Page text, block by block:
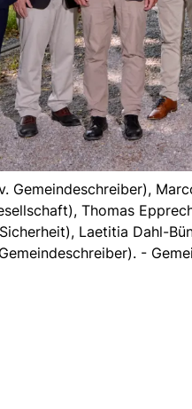
Gemeindeschreiber),
Thomas
Laetitia Dahl-
-